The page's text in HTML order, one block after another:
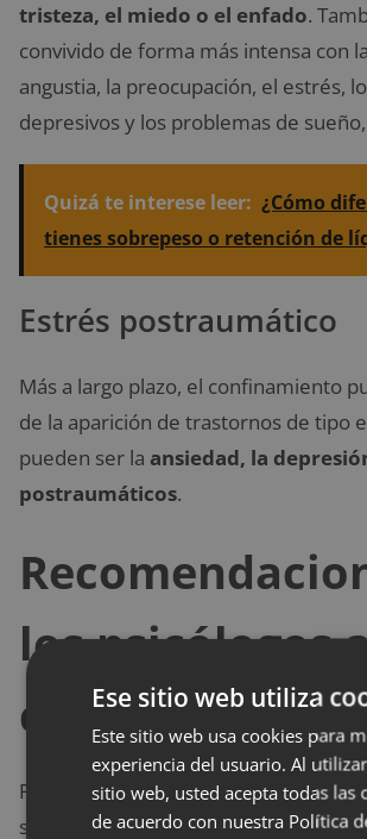
tristeza, el miedo o el enfado.
convivido de forma más intensa con
angustia, la preocupación, el estrés,
depresivos y los problemas de
Quizá te interese leer: ¿Cómo
tienes sobrepeso o retención de
Estrés postraumático
Más a largo plazo, el confinamiento
de la aparición de trastornos de tipo
pueden ser la ansiedad, la
postraumáticos.
los psicólogos
crisis del
Para hacer frente a esta situación de
sencilla, dentro de la gravedad, los
Ese sitio web utiliza
Este sitio web usa cookies para
experiencia del usuario. Al
sitio web, usted acepta todas las
de acuerdo con nuestra Política